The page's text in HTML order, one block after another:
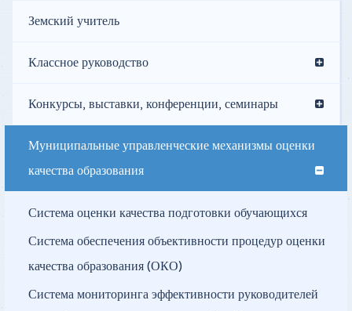
Земский учитель
Классное руководство
Конкурсы, выставки, конференции, семинары
Муниципальные управленческие механизмы оценки
качества образования
Система оценки качества подготовки обучающихся
Система обеспечения объективности процедур оценки
качества образования (ОКО)
Система мониторинга эффективности руководителей